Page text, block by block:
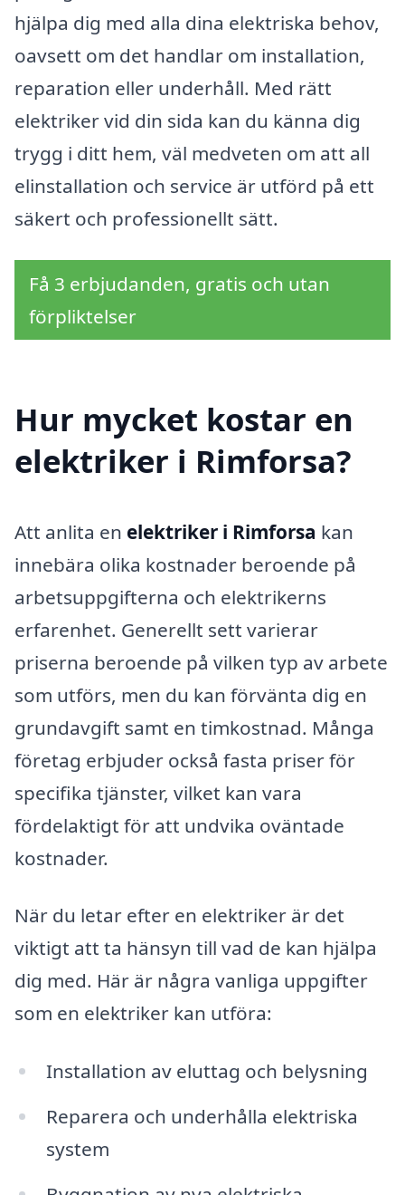
hjälpa dig med alla dina elektriska behov,
oavsett om det handlar om installation,
reparation eller underhåll. Med rätt
elektriker vid din sida kan du känna dig
trygg i ditt hem, väl medveten om att all
elinstallation och service är utförd på ett
säkert och professionellt sätt.
Få 3 erbjudanden, gratis och utan
förpliktelser
Hur mycket kostar en
elektriker i Rimforsa?
Att anlita en elektriker i Rimforsa kan
innebära olika kostnader beroende på
arbetsuppgifterna och elektrikerns
erfarenhet. Generellt sett varierar
priserna beroende på vilken typ av arbete
som utförs, men du kan förvänta dig en
grundavgift samt en timkostnad. Många
företag erbjuder också fasta priser för
specifika tjänster, vilket kan vara
fördelaktigt för att undvika oväntade
kostnader.
När du letar efter en elektriker är det
viktigt att ta hänsyn till vad de kan hjälpa
dig med. Här är några vanliga uppgifter
som en elektriker kan utföra:
Installation av eluttag och belysning
Reparera och underhålla elektriska
system